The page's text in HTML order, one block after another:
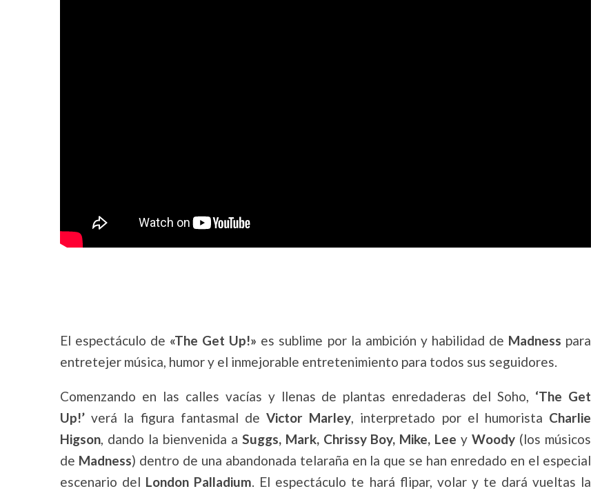
El espectáculo de «The Get Up!» es sublime por la ambición y habilidad de Madness para
entretejer música, humor y el inmejorable entretenimiento para todos sus seguidores.
Comenzando en las calles vacías y llenas de plantas enredaderas del Soho, ‘The Get
Up!’ verá la figura fantasmal de Victor Marley, interpretado por el humorista Charlie
Higson, dando la bienvenida a Suggs, Mark, Chrissy Boy, Mike, Lee yWoody (los músicos
de Madness) dentro de una abandonada telaraña en la que se han enredado en el especial
escenario del London Palladium. El espectáculo te hará flipar, volar y te dará vueltas la